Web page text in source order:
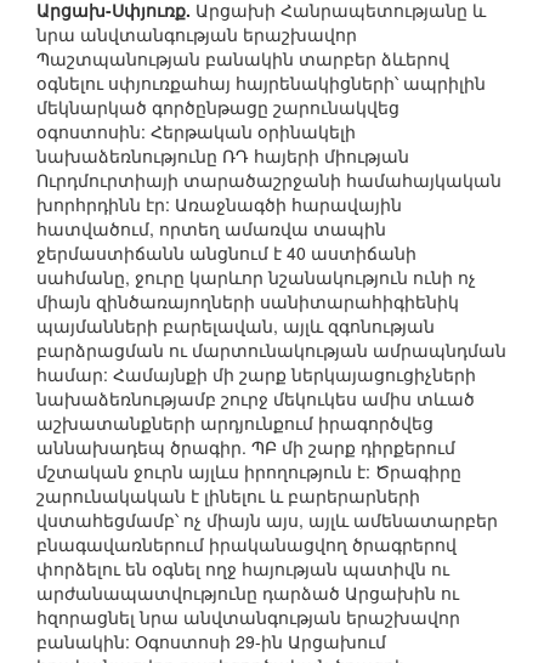
Արցախ-Սփյուռք. Արցախի Հանրապետությանը և
նրա անվտանգության երաշխավոր
Պաշտպանության բանակին տարբեր ձևերով
օգնելու սփյուռքահայ հայրենակիցների՝ ապրիլին
մեկնարկած գործընթացը շարունակվեց
օգոստոսին: Հերթական օրինակելի
նախաձեռնությունը ՌԴ հայերի միության
Ուրդմուրտիայի տարածաշրջանի համահայկական
խորհրդինն էր: Առաջնագծի հարավային
հատվածում, որտեղ ամառվա տապին
ջերմաստիճանն անցնում է 40 աստիճանի
սահմանը, ջուրը կարևոր նշանակություն ունի ոչ
միայն զինծառայողների սանիտարահիգիենիկ
պայմանների բարելավան, այլև զգոնության
բարձրացման ու մարտունակության ամրապնդման
համար: Համայնքի մի շարք ներկայացուցիչների
նախաձեռնությամբ շուրջ մեկուկես ամիս տևած
աշխատանքների արդյունքում իրագործվեց
աննախադեպ ծրագիր. ՊԲ մի շարք դիրքերում
մշտական ջուրն այլևս իրողություն է: Ծրագիրը
շարունակական է լինելու և բարերարների
վստահեցմամբ՝ ոչ միայն այս, այլև ամենատարբեր
բնագավառներում իրականացվող ծրագրերով
փորձելու են օգնել ողջ հայության պատիվն ու
արժանապատվությունը դարձած Արցախին ու
հզորացնել նրա անվտանգության երաշխավոր
բանակին: Օգոստոսի 29-ին Արցախում